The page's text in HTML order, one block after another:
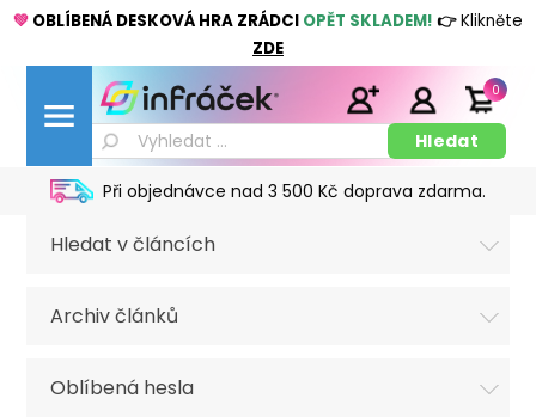
💚 OBLÍBENÁ DESKOVÁ HRA ZRÁDCI OPĚT SKLADEM! 👉Klikněte
ZDE
Při objednávce nad 3 500 Kč doprava zdarma.
0
Hledat v článcích
Archiv článků
Oblíbená hesla